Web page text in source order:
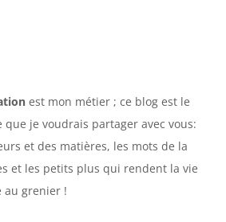
est mon métier ; ce blog est le
je voudrais partager avec vous:
et des matières, les mots de la
et les petits plus qui rendent la vie
au grenier !